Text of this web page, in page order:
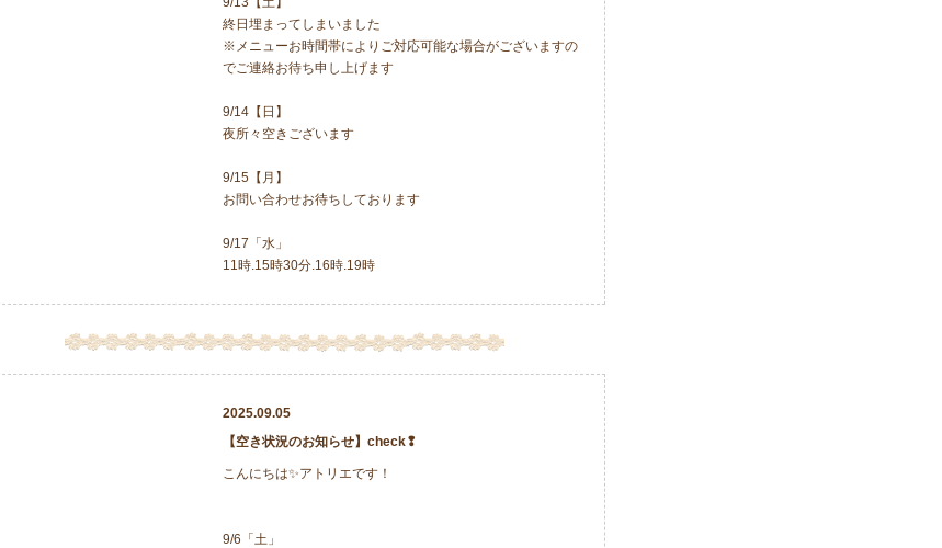
終日埋まってしまいました
※メニューお時間帯によりご対応可能な場合がございますの
でご連絡お待ち申し上げます
9/14【日】
夜所々空きございます
9/15【月】
お問い合わせお待ちしております
9/17「水」
11時.15時30分.16時.19時
2025.09.05
【空き状況のお知らせ】check❢
こんにちは✨アトリエです！
9/6「土」